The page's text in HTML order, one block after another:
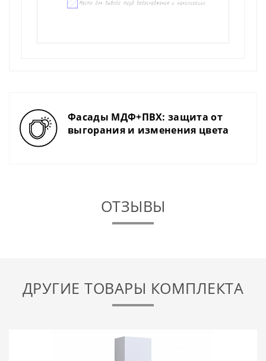
Фасады МДФ+ПВХ: защита от
выгорания и изменения цвета
ОТЗЫВЫ
ДРУГИЕ ТОВАРЫ КОМПЛЕКТА